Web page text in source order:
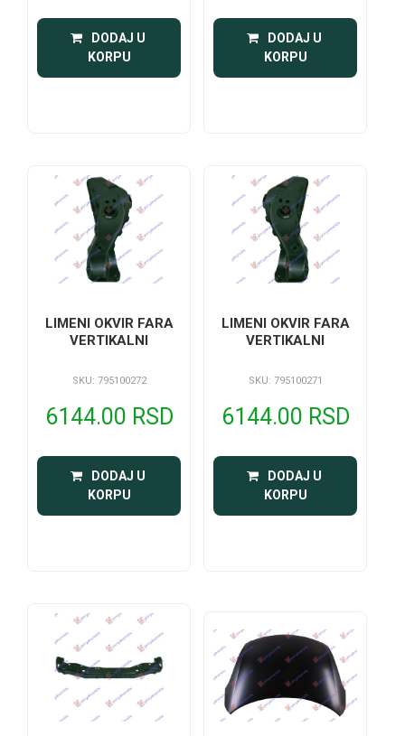
DODAJ U
KORPU
DODAJ U
KORPU
LIMENI OKVIR FARA
VERTIKALNI
SKU: 795100272
6144.00 RSD
DODAJ U
KORPU
LIMENI OKVIR FARA
VERTIKALNI
SKU: 795100271
6144.00 RSD
DODAJ U
KORPU